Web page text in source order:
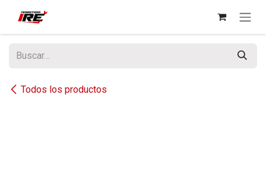
Todos los productos